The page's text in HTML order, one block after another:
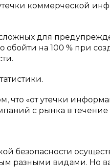
коммерческой
для
обойти на 100 % при
что «от утечки
с рынка в течение
безопасности
разными видами. Но